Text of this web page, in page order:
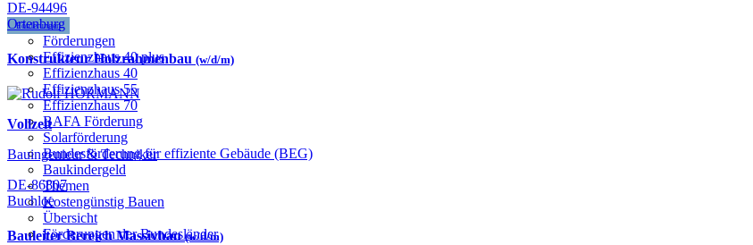
Förderungen
Förderungen
Effizienzhaus 40 plus
Effizienzhaus 40
Effizienzhaus 55
Effizienzhaus 70
BAFA Förderung
Solarförderung
Bundesförderung für effiziente Gebäude (BEG)
Baukindergeld
Themen
Kostengünstig Bauen
Übersicht
Förderungen der Bundesländer
DE-94496
Ortenburg
Konstrukteur Holzrahmenbau (w/d/m)
Vollzeit
Bauingenieur & Techniker
DE-86807
Buchloe
Bauleiter Bereich Massivbau(w/d/m)